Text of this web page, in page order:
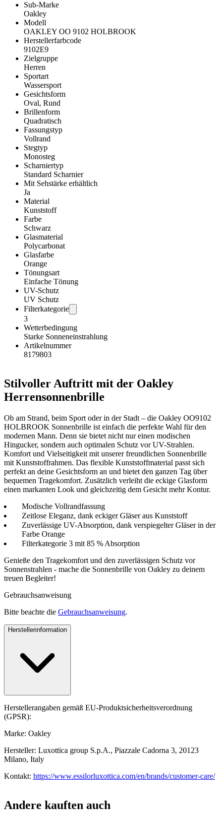
Sub-Marke
Oakley
Modell
OAKLEY OO 9102 HOLBROOK
Herstellerfarbcode
9102E9
Zielgruppe
Herren
Sportart
Wassersport
Gesichtsform
Oval, Rund
Brillenform
Quadratisch
Fassungstyp
Vollrand
Stegtyp
Monosteg
Scharniertyp
Standard Scharnier
Mit Sehstärke erhältlich
Ja
Material
Kunststoff
Farbe
Schwarz
Glasmaterial
Polycarbonat
Glasfarbe
Orange
Tönungsart
Einfache Tönung
UV-Schutz
UV Schutz
Filterkategorie
3
Wetterbedingung
Starke Sonneneinstrahlung
Artikelnummer
8179803
Stilvoller Auftritt mit der Oakley
Herrensonnenbrille
Ob am Strand, beim Sport oder in der Stadt – die Oakley OO9102
HOLBROOK Sonnenbrille ist einfach die perfekte Wahl für den
modernen Mann. Denn sie bietet nicht nur einen modischen
Hingucker, sondern auch optimalen Schutz vor UV-Strahlen.
Komfort und Vielseitigkeit mit unserer freundlichen Sonnenbrille
mit Kunststoffrahmen. Das flexible Kunststoffmaterial passt sich
perfekt an deine Gesichtsform an und bietet den ganzen Tag über
bequemen Tragekomfort. Zusätzlich verleiht die eckige Glasform
einen markanten Look und gleichzeitig dem Gesicht mehr Kontur.
Modische Vollrandfassung
Zeitlose Eleganz, dank eckiger Gläser aus Kunststoff
Zuverlässige UV-Absorption, dank verspiegelter Gläser in der
Farbe Orange
Filterkategorie 3 mit 85 % Absorption
Genieße den Tragekomfort und den zuverlässigen Schutz vor
Sonnenstrahlen - mache die Sonnenbrille von Oakley zu deinem
treuen Begleiter!
Gebrauchsanweisung
Bitte beachte die Gebrauchsanweisung.
Herstellerinformation
Herstellerangaben gemäß EU-Produktsicherheitsverordnung
(GPSR):
Marke: Oakley
Hersteller: Luxottica group S.p.A., Piazzale Cadorna 3, 20123
Milano, Italy
Kontakt: https://www.essilorluxottica.com/en/brands/customer-care/
Andere kauften auch